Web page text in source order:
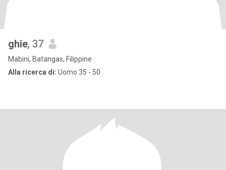
ghie, 37
Mabini, Batangas, Filippine
Alla ricerca di: Uomo 35 - 50